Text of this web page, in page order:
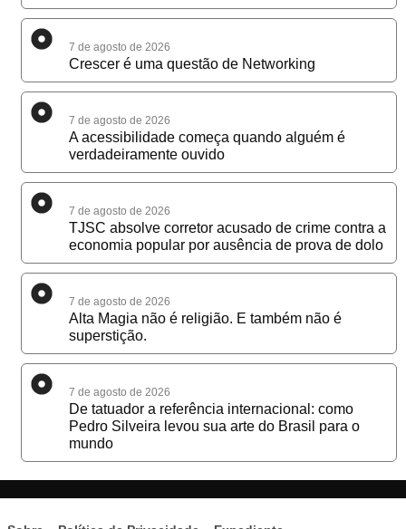
7 de agosto de 2026
Crescer é uma questão de Networking
7 de agosto de 2026
A acessibilidade começa quando alguém é
verdadeiramente ouvido
7 de agosto de 2026
TJSC absolve corretor acusado de crime contra a
economia popular por ausência de prova de dolo
7 de agosto de 2026
Alta Magia não é religião. E também não é
superstição.
7 de agosto de 2026
De tatuador a referência internacional: como
Pedro Silveira levou sua arte do Brasil para o
mundo